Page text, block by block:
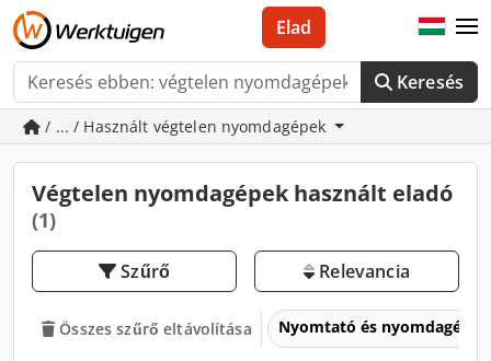
Keresés
Elad
/ ... / Használt végtelen nyomdagépek
Végtelen nyomdagépek használt eladó
(1)
Szűrő Relevancia
Összes szűrő eltávolítása Nyomtató és